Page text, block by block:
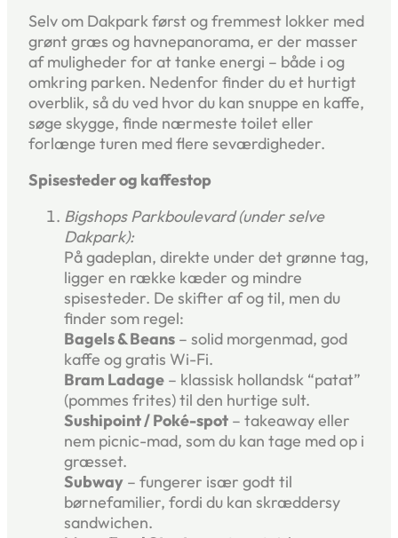
Selv om Dakpark først og fremmest lokker med
grønt græs og havnepanorama, er der masser
af muligheder for at tanke energi – både i og
omkring parken. Nedenfor finder du et hurtigt
overblik, så du ved hvor du kan snuppe en kaffe,
søge skygge, finde nærmeste toilet eller
forlænge turen med flere seværdigheder.
Spisesteder og kaffestop
Bigshops Parkboulevard (under selve
Dakpark):
På gadeplan, direkte under det grønne tag,
ligger en række kæder og mindre
spisesteder. De skifter af og til, men du
finder som regel:
Bagels & Beans – solid morgenmad, god
kaffe og gratis Wi-Fi.
Bram Ladage – klassisk hollandsk “patat”
(pommes frites) til den hurtige sult.
Sushipoint / Poké-spot – takeaway eller
nem picnic-mad, som du kan tage med op i
græsset.
Subway – fungerer især godt til
børnefamilier, fordi du kan skræddersy
sandwichen.